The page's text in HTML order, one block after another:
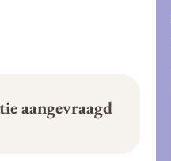
aangevraagd